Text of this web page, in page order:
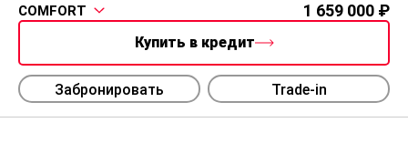
COMFORT 1 659 000
Купить в кредит
Забронировать Trade-in